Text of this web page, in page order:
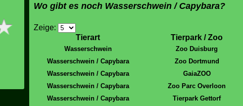
Wo gibt es noch Wasserschwein / Capybara?
Zeige:
Tierart
Tierpark / Zoo
Wasserschwein
Zoo Duisburg
Wasserschwein / Capybara
Zoo Dortmund
Wasserschwein / Capybara
GaiaZOO
Wasserschwein / Capybara
Zoo Parc Overloon
Wasserschwein / Capybara
Tierpark Gettorf